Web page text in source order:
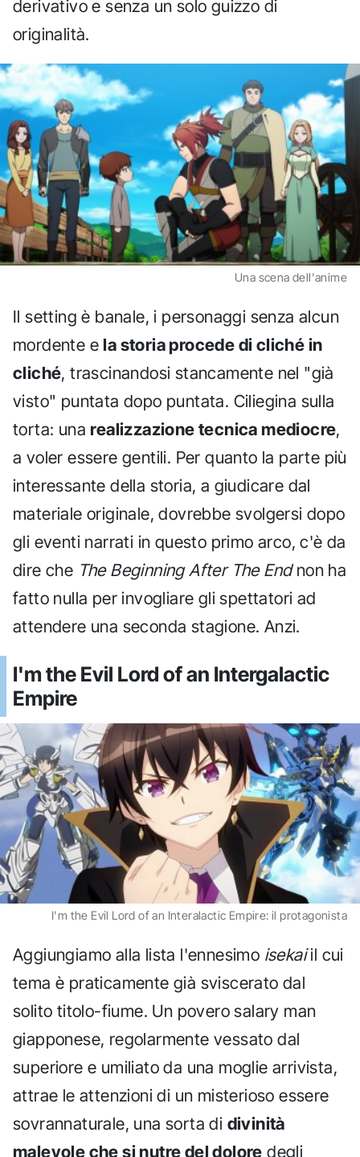
derivativo e senza un solo guizzo di
originalità.
Una scena dell'anime
Il setting è banale, i personaggi senza alcun
mordente e la storia procede di cliché in
cliché, trascinandosi stancamente nel "già
visto" puntata dopo puntata. Ciliegina sulla
torta: una realizzazione tecnica mediocre,
a voler essere gentili. Per quanto la parte più
interessante della storia, a giudicare dal
materiale originale, dovrebbe svolgersi dopo
gli eventi narrati in questo primo arco, c'è da
dire che The Beginning After The Endnon ha
fatto nulla per invogliare gli spettatori ad
attendere una seconda stagione. Anzi.
I'm the Evil Lord of an Intergalactic
Empire
I'm the Evil Lord of an Interalactic Empire: il protagonista
Aggiungiamo alla lista l'ennesimo isekaiil cui
tema è praticamente già sviscerato dal
solito titolo-fiume. Un povero salary man
giapponese, regolarmente vessato dal
superiore e umiliato da una moglie arrivista,
attrae le attenzioni di un misterioso essere
sovrannaturale, una sorta di divinità
malevole che si nutre del dolore degli